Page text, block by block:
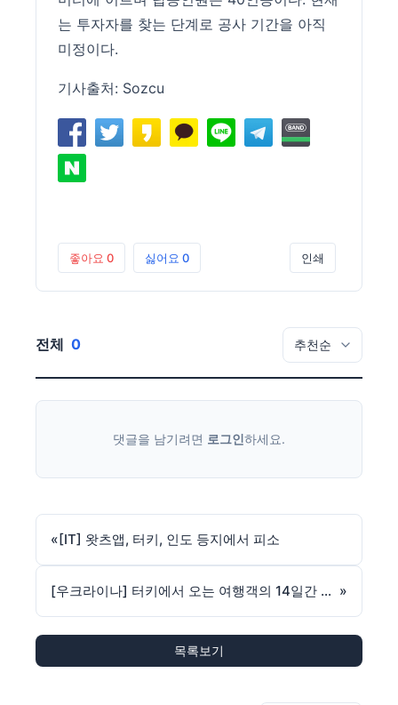
는 투자자를 찾는 단계로 공사 기간을 아직
미정이다.
기사출처: Sozcu
좋아요 0 싫어요 0 인쇄
전체 0
댓글을 남기려면 로그인하세요.
«[IT] 왓츠앱, 터키, 인도 등지에서 피소
[우크라이나] 터키에서 오는 여행객의 14일간 격리의무 해제 »
목록보기